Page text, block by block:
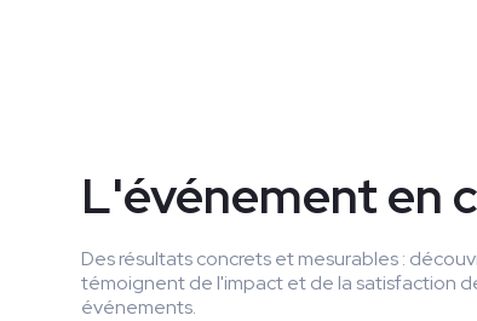
L'événement en
Des résultats concrets et mesurables :
témoignent de l'impact et de la satisfaction
événements.